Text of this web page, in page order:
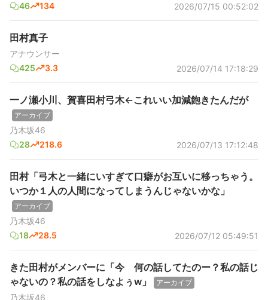
46
134 2026/07/15 00:52:02
田村真子
アナウンサー
425
3.3 2026/07/14 17:18:29
一ノ瀬小川、賀喜田村弓木←これいい加減飽きたんだが
アーカイブ
乃木坂46
28
218.6 2026/07/13 17:12:48
田村「弓木と一緒にいすぎて口癖がお互いに移っちゃう。
いつか１人の人間になってしまうんじゃないかな」
アーカイブ
乃木坂46
18
28.5 2026/07/12 05:49:51
きた田村がメンバーに「今 何の話してたのー？私の話じ
ゃないの？私の話をしなよぅw」
アーカイブ
乃木坂46